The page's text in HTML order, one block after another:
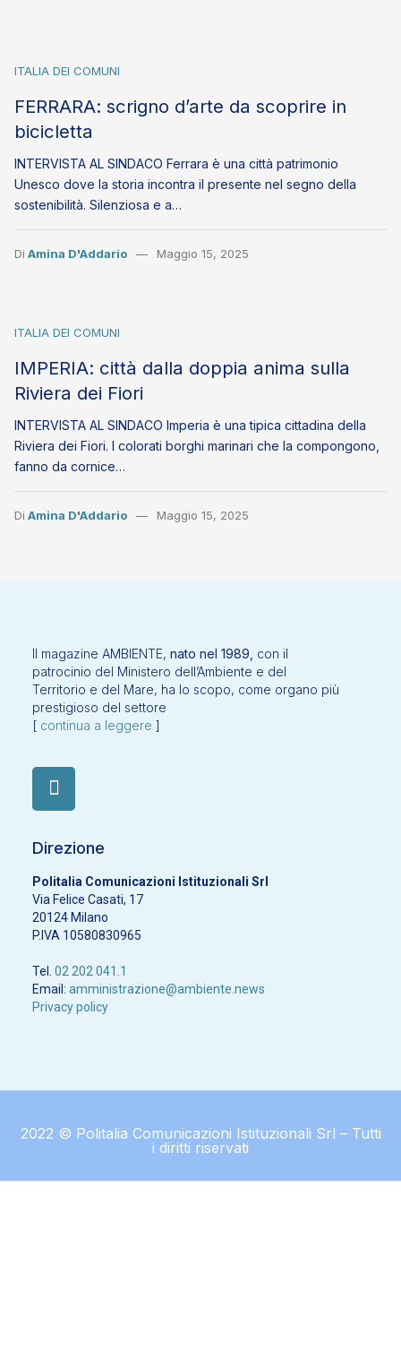
ITALIA DEI COMUNI
FERRARA: scrigno d’arte da scoprire in
bicicletta
INTERVISTA AL SINDACO Ferrara è una città patrimonio
Unesco dove la storia incontra il presente nel segno della
sostenibilità. Silenziosa e a…
Di Amina D'Addario Maggio 15, 2025
ITALIA DEI COMUNI
IMPERIA: città dalla doppia anima sulla
Riviera dei Fiori
INTERVISTA AL SINDACO Imperia è una tipica cittadina della
Riviera dei Fiori. I colorati borghi marinari che la compongono,
fanno da cornice…
Di Amina D'Addario Maggio 15, 2025
Il magazine AMBIENTE, nato nel 1989, con il
patrocinio del Ministero dell’Ambiente e del
Territorio e del Mare, ha lo scopo, come organo più
prestigioso del settore
[ continua a leggere ]
Direzione
Politalia Comunicazioni Istituzionali Srl
Via Felice Casati, 17
20124 Milano
P.IVA 10580830965
Tel. 02 202 041.1
Email: amministrazione@ambiente.news
Privacy policy
2022 © Politalia Comunicazioni Istituzionali Srl – Tutti
i diritti riservati